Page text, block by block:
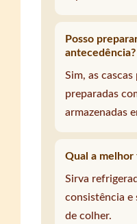
Posso
antecedência?
Sim, as
preparadas
armazenadas
Qual a melhor
Sirva
consistência e
de colher.